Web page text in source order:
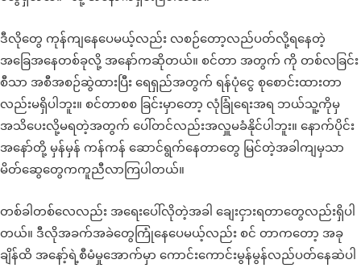
ဒီလိုတွေ ကုန်ကျနေပေမယ့်လည်း လစဉ်တော့လည်ပတ်လို့ရနေတဲ့
အခြေအနေတစ်ခုလို့ အနော်ကဆိုတယ်။ စင်တာ အတွက် ကို တစ်လခြင်း
စီသာ အစီအစဉ်ဆွဲထားပြီး ရေရှည်အတွက် ရန်ပုံငွေ စုစောင်းထားတာ
လည်းမရှိပါဘူး။ စင်တာစစ ခြင်းမှာတော့ လုံခြုံရေးအရ ဘယ်သူ့ကိုမှ
အသိပေးလို့မရတဲ့အတွက် ပေါ်တင်လည်းအလှူမခံနိုင်ပါဘူး။ နောက်ပိုင်း
အနော်တို့ မှန်မှန် ကန်ကန် ဆောင်ရွက်နေတာတွေ မြင်တဲ့အခါကျမှသာ
မိတ်ဆွေတွေကကူညီလာကြပါတယ်။
တစ်ခါတစ်လေလည်း အရေးပေါ်လိုတဲ့အခါ ချေးငှားရတာတွေလည်းရှိပါ
တယ်။ ဒီလိုအခက်အခဲတွေကြုံနေပေမယ့်လည်း စင် တာကတော့ အခု
ချိန်ထိ အနော့်ရဲ့စီမံမှုအောက်မှာ ကောင်းကောင်းမွန်မွန်လည်ပတ်နေဆဲပါ